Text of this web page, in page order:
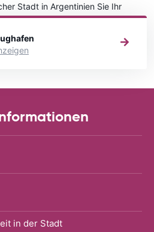
Stadt in Argentinien Sie Ihr
in der Stadt